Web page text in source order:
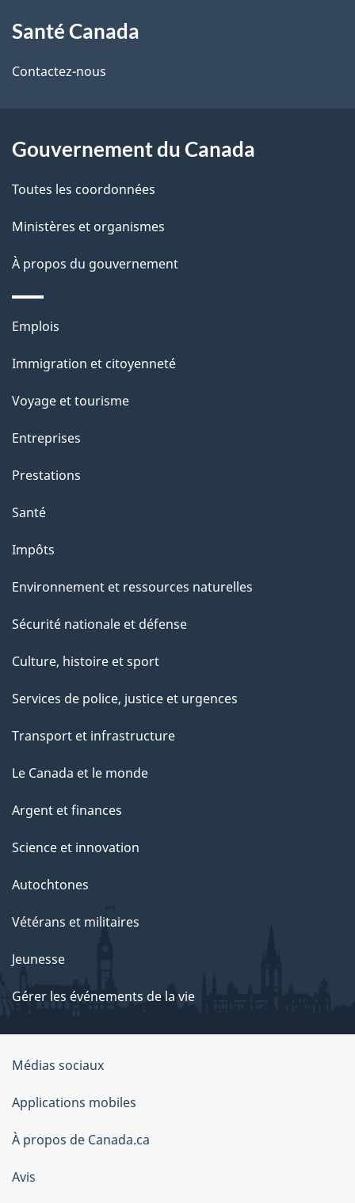
i
l
d
e
p
a
propos
de
site
Santé Canada
Contactez-nous
Gouvernement du Canada
Toutes les coordonnées
Ministères et organismes
À propos du gouvernement
Thèmes
sujets
Emplois
Immigration et citoyenneté
Voyage et tourisme
Entreprises
Prestations
Santé
Impôts
Environnement et ressources naturelles
Sécurité nationale et défense
Culture, histoire et sport
Services de police, justice et urgences
Transport et infrastructure
Le Canada et le monde
Argent et finances
Science et innovation
Autochtones
Vétérans et militaires
Jeunesse
Gérer les événements de la vie
Organisation
du
gouvernement
du
Canada
Médias sociaux
Applications mobiles
À propos de Canada.ca
Avis